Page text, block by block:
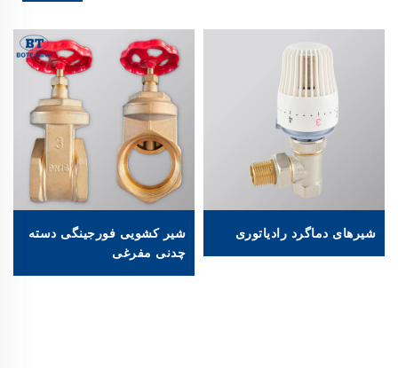
شیرهای دماگرد رادیاتوری
شیر کشویی فورجینگی دسته
چدنی مفرغی